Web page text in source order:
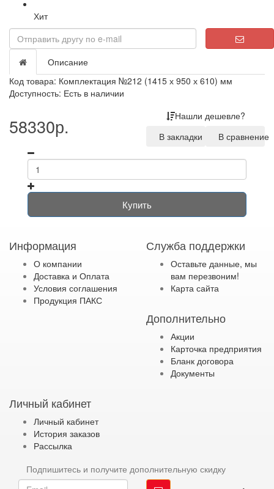
Хит
Описание
Код товара: Комплектация №212 (1415 х 950 х 610) мм
Доступность: Есть в наличии
58330р.
Нашли дешевле?
В закладки
В сравнение
Купить
Информация
О компании
Доставка и Оплата
Условия соглашения
Продукция ПАКС
Служба поддержки
Оставьте данные, мы
вам перезвоним!
Карта сайта
Дополнительно
Акции
Карточка предприятия
Бланк договора
Документы
Личный кабинет
Личный кабинет
История заказов
Рассылка
Подпишитесь и получите дополнительную скидку